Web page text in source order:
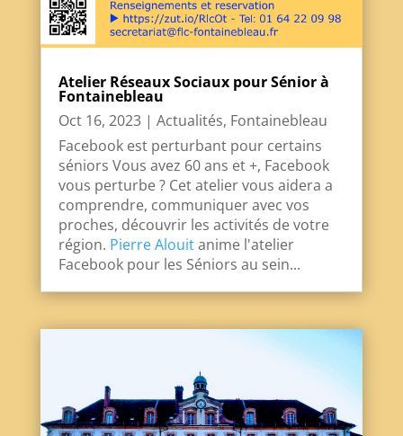
Atelier Réseaux Sociaux pour Sénior à
Fontainebleau
Oct 16, 2023| Actualités, Fontainebleau
Facebook est perturbant pour certains
séniors Vous avez 60 ans et +, Facebook
vous perturbe ? Cet atelier vous aidera a
comprendre, communiquer avec vos
proches, découvrir les activités de votre
région. Pierre Alouitanime l'atelier
Facebook pour les Séniors au sein...